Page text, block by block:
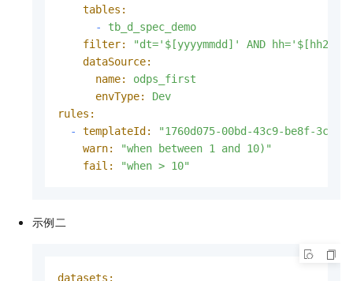
tables:
-
tb_d_spec_demo
filter:
"dt='$[yyyymmdd]' AND hh='$[hh24-
dataSource:
name:
odps_first
envType:
Dev
rules:
-
templateId:
"1760d075-00bd-43c9-be8f-
warn:
"when between 1 and 10)"
fail:
"when > 10"
示例二
datasets: